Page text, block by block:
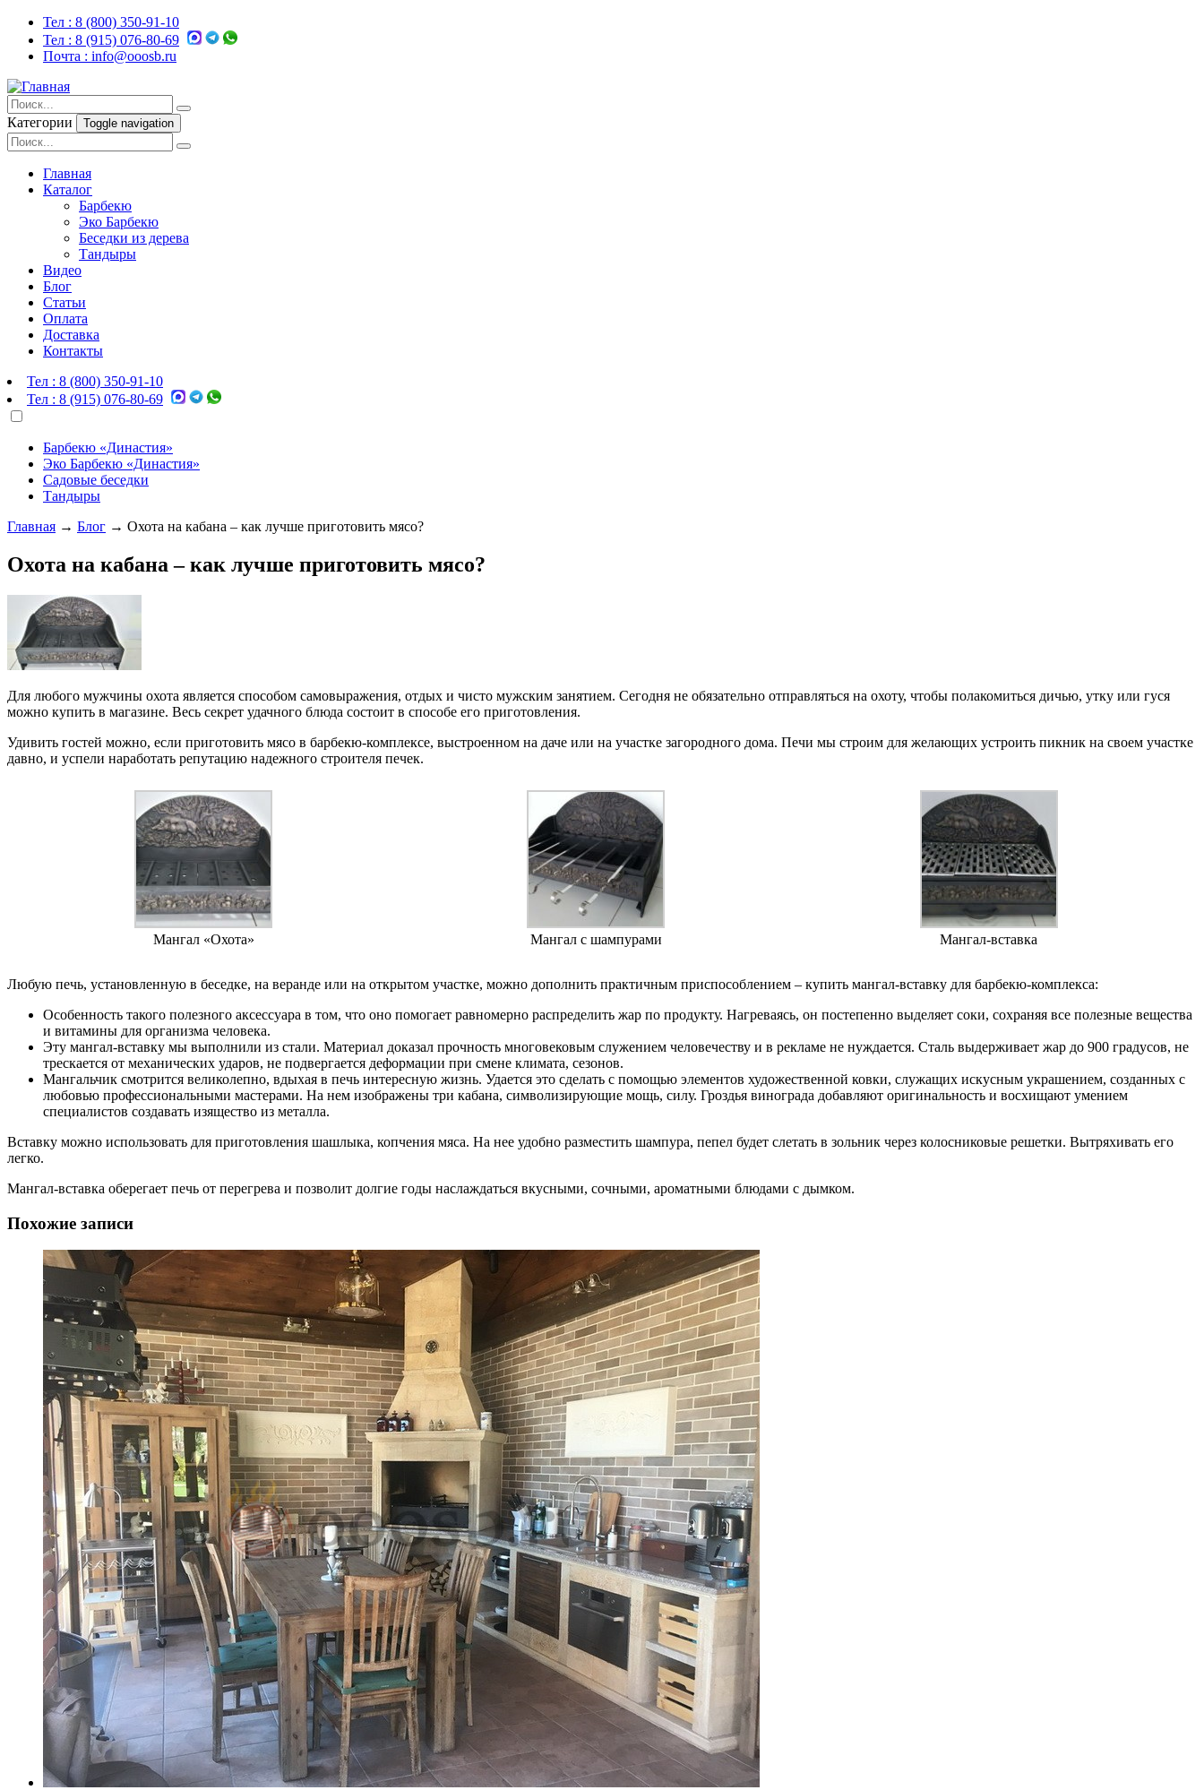
Тел : 8 (800) 350-91-10
Тел : 8 (915) 076-80-69
Почта : info@ooosb.ru
Категории Toggle navigation
Главная
Каталог
Барбекю
Эко Барбекю
Беседки из дерева
Тандыры
Видео
Блог
Статьи
Оплата
Доставка
Контакты
Тел : 8 (800) 350-91-10
Тел : 8 (915) 076-80-69
Барбекю «Династия»
Эко Барбекю «Династия»
Садовые беседки
Тандыры
Главная → Блог → Охота на кабана – как лучше приготовить мясо?
Охота на кабана – как лучше приготовить мясо?
Для любого мужчины охота является способом самовыражения, отдых и чисто мужским занятием. Сегодня не обязательно отправляться на охоту, чтобы полакомиться дичью, утку или гуся
можно купить в магазине. Весь секрет удачного блюда состоит в способе его приготовления.
Удивить гостей можно, если приготовить мясо в барбекю-комплексе, выстроенном на даче или на участке загородного дома. Печи мы строим для желающих устроить пикник на своем участке
давно, и успели наработать репутацию надежного строителя печек.
Мангал «Охота» Мангал с шампурами Мангал-вставка
Любую печь, установленную в беседке, на веранде или на открытом участке, можно дополнить практичным приспособлением – купить мангал-вставку для барбекю-комплекса:
Особенность такого полезного аксессуара в том, что оно помогает равномерно распределить жар по продукту. Нагреваясь, он постепенно выделяет соки, сохраняя все полезные вещества
и витамины для организма человека.
Эту мангал-вставку мы выполнили из стали. Материал доказал прочность многовековым служением человечеству и в рекламе не нуждается. Сталь выдерживает жар до 900 градусов, не
трескается от механических ударов, не подвергается деформации при смене климата, сезонов.
Мангальчик смотрится великолепно, вдыхая в печь интересную жизнь. Удается это сделать с помощью элементов художественной ковки, служащих искусным украшением, созданных с
любовью профессиональными мастерами. На нем изображены три кабана, символизирующие мощь, силу. Гроздья винограда добавляют оригинальность и восхищают умением
специалистов создавать изящество из металла.
Вставку можно использовать для приготовления шашлыка, копчения мяса. На нее удобно разместить шампура, пепел будет слетать в зольник через колосниковые решетки. Вытряхивать его
легко.
Мангал-вставка оберегает печь от перегрева и позволит долгие годы наслаждаться вкусными, сочными, ароматными блюдами с дымком.
Похожие записи